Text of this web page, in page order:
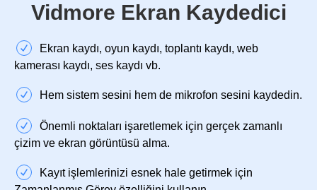
Vidmore Ekran Kaydedici
Ekran kaydı, oyun kaydı, toplantı kaydı, web
kamerası kaydı, ses kaydı vb.
Hem sistem sesini hem de mikrofon sesini kaydedin.
Önemli noktaları işaretlemek için gerçek zamanlı
çizim ve ekran görüntüsü alma.
Kayıt işlemlerinizi esnek hale getirmek için